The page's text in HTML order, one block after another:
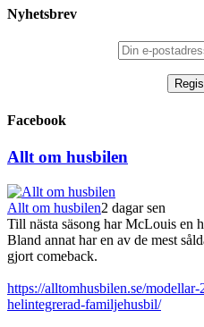
Nyhetsbrev
Facebook
Allt om husbilen
Allt om husbilen2 dagar sen
Till nästa säsong har McLouis en
Bland annat har en av de mest
gjort comeback.
https://alltomhusbilen.se/
helintegrerad-familjehusbil/